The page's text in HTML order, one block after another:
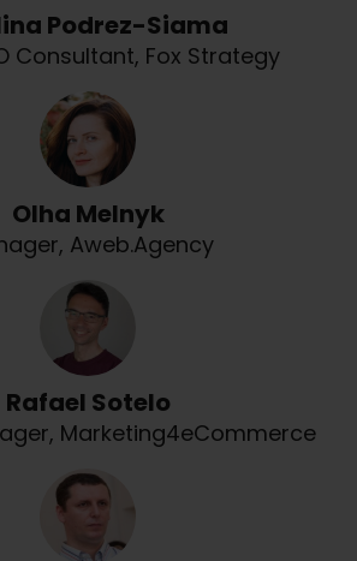
Podrez-Siama
Consultant, Fox Strategy
Olha Melnyk
Aweb.Agency
Rafael Sotelo
Marketing4eCommerce